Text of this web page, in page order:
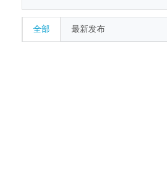
全部 最新发布